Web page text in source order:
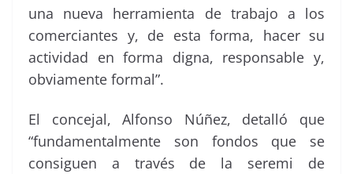
una nueva herramienta de trabajo a los
comerciantes y, de esta forma, hacer su
actividad en forma digna, responsable y,
obviamente formal”.
El concejal, Alfonso Núñez, detalló que
“fundamentalmente son fondos que se
consiguen a través de la seremi de